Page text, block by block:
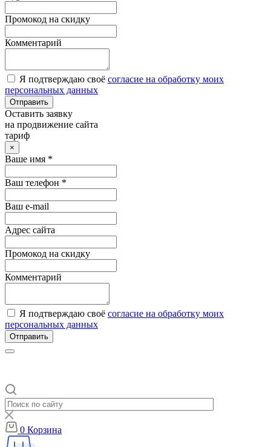
Промокод на скидку
Комментарий
Я подтверждаю своё согласие на обработку моих
персональных данных
Отправить
Оставить заявку
на продвижение сайта
тариф
×
Ваше имя *
Ваш телефон *
Ваш e-mail
Адрес сайта
Промокод на скидку
Комментарий
Я подтверждаю своё согласие на обработку моих
персональных данных
Отправить
0 Корзина